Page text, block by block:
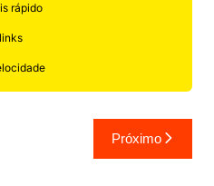
rápido
Próximo